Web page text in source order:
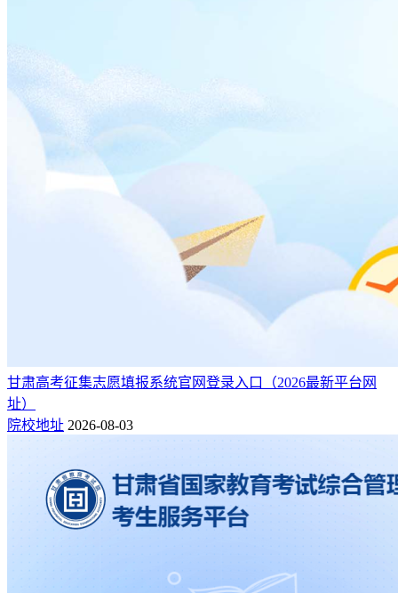
甘肃高考征集志愿填报系统官网登录入口（2026最新平台网
址）
院校地址 2026-08-03